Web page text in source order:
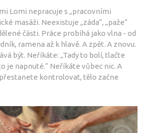
Lomi nepracuje s „pracovními
masáži. Neexistuje „záda“, „paže“
části. Práce probíhá jako vlna - od
ramena až k hlavě. A zpět. A znovu.
být. Neříkáte: „Tady to bolí, tlačte
je napnuté.“ Neříkáte vůbec nic. A
kontrolovat, tělo začne